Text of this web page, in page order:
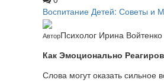
Воспитание Детей: Советы и
АвторПсихолог Ирина Войтенко
Как Эмоционально
Слова могут оказать